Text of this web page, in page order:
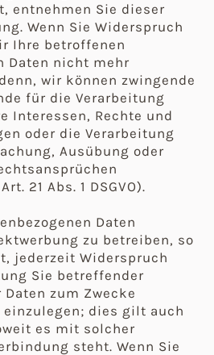
entnehmen Sie dieser
Wenn Sie Widerspruch
Ihre betroffenen
Daten nicht mehr
wir können zwingende
für die Verarbeitung
Interessen, Rechte und
oder die Verarbeitung
Ausübung oder
21 Abs. 1 DSGVO).
Daten
zu betreiben, so
jederzeit Widerspruch
Sie betreffender
zum Zwecke
einzulegen; dies gilt auch
es mit solcher
steht. Wenn Sie